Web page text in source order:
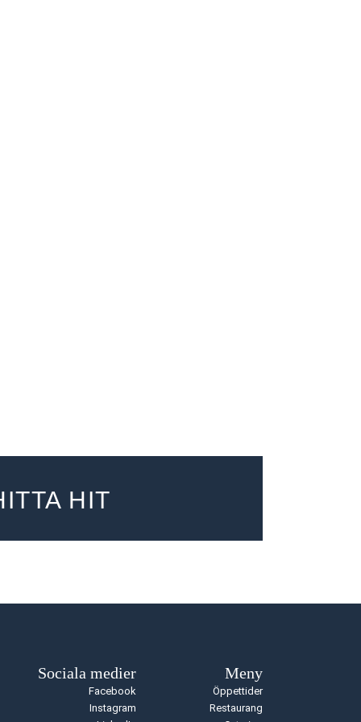
HIT
Sociala medier
Facebook
Instagram
Meny
Öppettider
Restaurang